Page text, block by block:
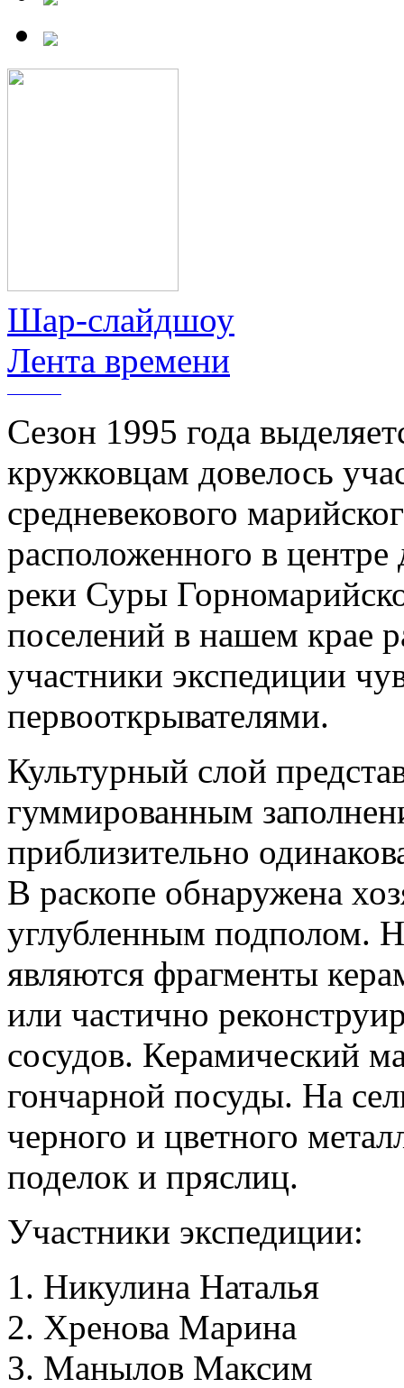
Шар-слайдшоу
Лента времени
Сезон 1995 года
кружковцам довелось
средневекового
расположенного в
реки Суры
поселений в нашем крае
участники экспедиции
первооткрывателями.
Культурный слой
гуммированным
приблизительно
В раскопе обнаружена
углубленным подполом.
являются фрагменты
или частично
сосудов. Керамический
гончарной посуды. На
черного и цветного
поделок и пряслиц.
Участники экспедиции:
Никулина Наталья
Хренова Марина
Манылов Максим